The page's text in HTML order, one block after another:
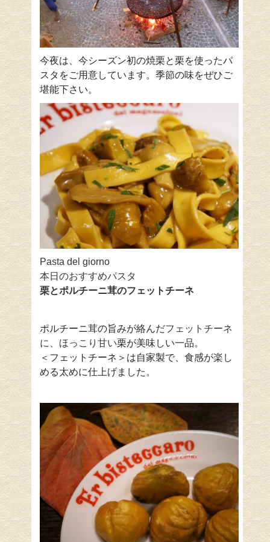
今夜は、今シーズン初の焼栗と栗を使ったパ
スタをご用意しています。季節の味をぜひご
堪能下さい。
Pasta del giorno
本日のおすすめパスタ
栗とポルチーニ茸のフェットチーネ
ポルチーニ茸の旨みが絡んだフェットチーネ
に、ほっこり甘い栗が美味しい一品。
＜フェットチーネ＞は自家製で、食感が楽し
める太めに仕上げました。